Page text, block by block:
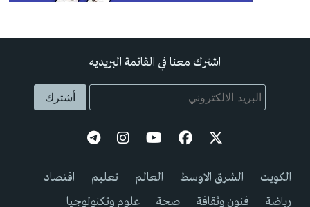
اشترك معنا في القائمة البريديه
الكويت الشرق الاوسط العالم تعليم
اقتصاد
رياضة
فنون وثقافة صحة علوم وتكنولوجيا